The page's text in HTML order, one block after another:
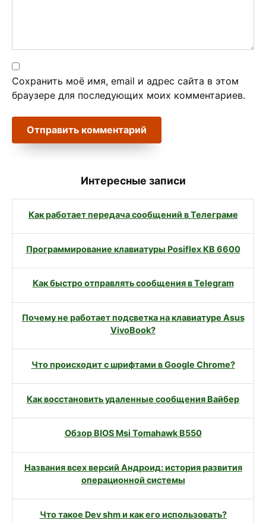
Сохранить моё имя, email и адрес сайта в этом
браузере для последующих моих комментариев.
Интересные записи
Как работает передача сообщений в Телеграме
Программирование клавиатуры Posiflex KB 6600
Как быстро отправлять сообщения в Telegram
Почему не работает подсветка на клавиатуре Asus
VivoBook?
Что происходит с шрифтами в Google Chrome?
Как восстановить удаленные сообщения Вайбер
Обзор BIOS Msi Tomahawk B550
Названия всех версий Андроид: история развития
операционной системы
Что такое Dev shm и как его использовать?